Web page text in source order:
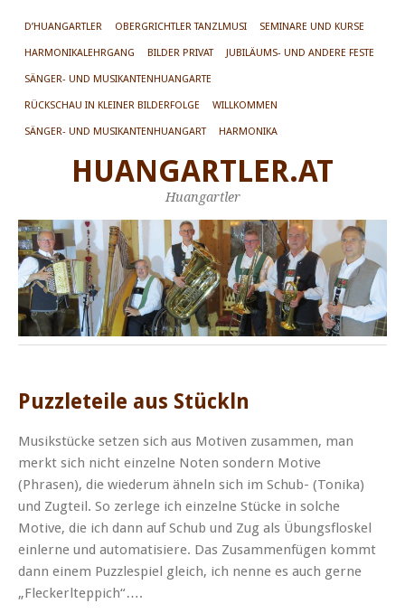
D’HUANGARTLER OBERGRICHTLER TANZLMUSI SEMINARE UND KURSE
HARMONIKALEHRGANG BILDER PRIVAT JUBILÄUMS- UND ANDERE FESTE
SÄNGER- UND MUSIKANTENHUANGARTE
RÜCKSCHAU IN KLEINER BILDERFOLGE WILLKOMMEN
SÄNGER- UND MUSIKANTENHUANGART HARMONIKA
HUANGARTLER.AT
Huangartler
Puzzleteile aus Stückln
Musikstücke setzen sich aus Motiven zusammen, man
merkt sich nicht einzelne Noten sondern Motive
(Phrasen), die wiederum ähneln sich im Schub- (Tonika)
und Zugteil. So zerlege ich einzelne Stücke in solche
Motive, die ich dann auf Schub und Zug als Übungsfloskel
einlerne und automatisiere. Das Zusammenfügen kommt
dann einem Puzzlespiel gleich, ich nenne es auch gerne
„Fleckerlteppich“….